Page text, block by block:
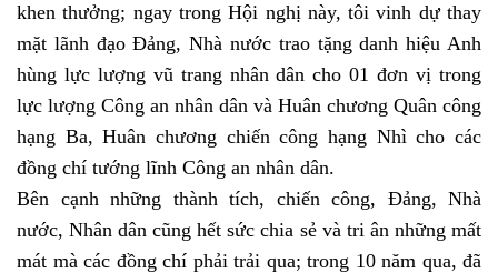
khen thưởng; ngay trong Hội nghị này, tôi vinh dự thay
mặt lãnh đạo Đảng, Nhà nước trao tặng danh hiệu Anh
hùng lực lượng vũ trang nhân dân cho 01 đơn vị trong
lực lượng Công an nhân dân và Huân chương Quân công
hạng Ba, Huân chương chiến công hạng Nhì cho các
đồng chí tướng lĩnh Công an nhân dân.
Bên cạnh những thành tích, chiến công, Đảng, Nhà
nước, Nhân dân cũng hết sức chia sẻ và tri ân những mất
mát mà các đồng chí phải trải qua; trong 10 năm qua, đã